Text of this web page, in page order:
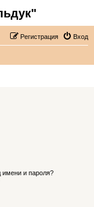
Вход
Регистрация
имени и пароля?